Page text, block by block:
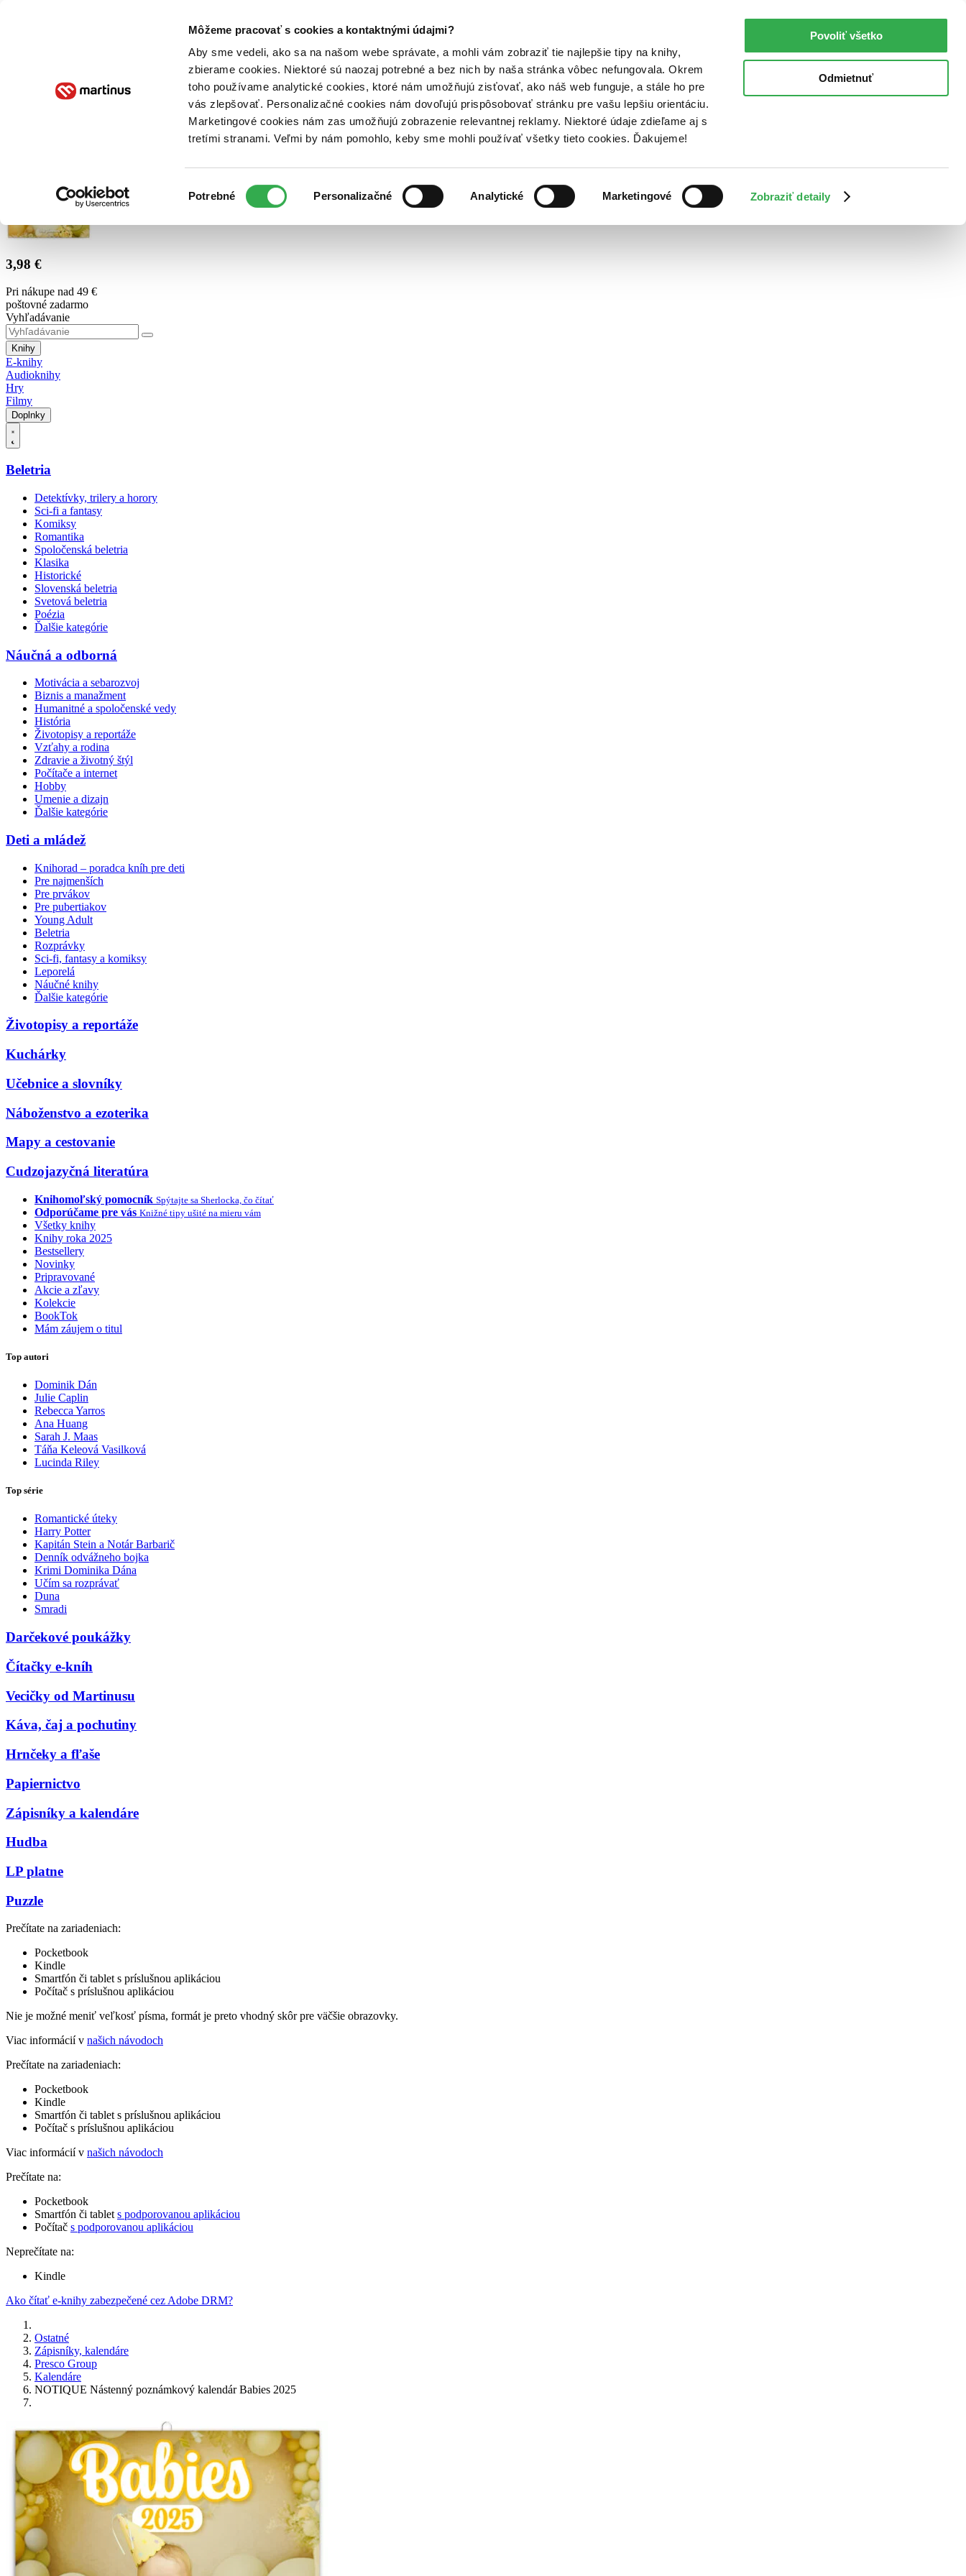
Môžeme pracovať s cookies a kontaktnými údajmi?
Aby sme vedeli, ako sa na našom webe správate, a mohli vám zobraziť tie najlepšie tipy na knihy,
zbierame cookies. Niektoré sú naozaj potrebné a bez nich by naša stránka vôbec nefungovala. Okrem
toho používame analytické cookies, ktoré nám umožňujú zisťovať, ako náš web funguje, a stále ho pre
vás zlepšovať. Personalizačné cookies nám dovoľujú prispôsobovať stránku pre vašu lepšiu orientáciu.
Marketingové cookies nám zas umožňujú zobrazenie relevantnej reklamy. Niektoré údaje zdieľame aj s
tretími stranami. Veľmi by nám pomohlo, keby sme mohli používať všetky tieto cookies. Ďakujeme!
súhlasu
Potrebné Personalizačné Analytické Marketingové Zobraziť detaily
Povoliť všetko
Odmietnuť
Poukážky Kontakt
3,98 €
Pri nákupe nad 49 €
poštovné zadarmo
Vyhľadávanie
Knihy
E-knihy
Audioknihy
Hry
Filmy
Doplnky
Beletria
Detektívky, trilery a horory
Sci-fi a fantasy
Komiksy
Romantika
Spoločenská beletria
Klasika
Historické
Slovenská beletria
Svetová beletria
Poézia
Ďalšie kategórie
Náučná a odborná
Motivácia a sebarozvoj
Biznis a manažment
Humanitné a spoločenské vedy
História
Životopisy a reportáže
Vzťahy a rodina
Zdravie a životný štýl
Počítače a internet
Hobby
Umenie a dizajn
Ďalšie kategórie
Deti a mládež
Knihorad – poradca kníh pre deti
Pre najmenších
Pre prvákov
Pre pubertiakov
Young Adult
Beletria
Rozprávky
Sci-fi, fantasy a komiksy
Leporelá
Náučné knihy
Ďalšie kategórie
Životopisy a reportáže
Kuchárky
Učebnice a slovníky
Náboženstvo a ezoterika
Mapy a cestovanie
Cudzojazyčná literatúra
Knihomoľský pomocník Spýtajte sa Sherlocka, čo čítať
Odporúčame pre vás Knižné tipy ušité na mieru vám
Všetky knihy
Knihy roka 2025
Bestsellery
Novinky
Pripravované
Akcie a zľavy
Kolekcie
BookTok
Mám záujem o titul
Top autori
Dominik Dán
Julie Caplin
Rebecca Yarros
Ana Huang
Sarah J. Maas
Táňa Keleová Vasilková
Lucinda Riley
Top série
Romantické úteky
Harry Potter
Kapitán Stein a Notár Barbarič
Denník odvážneho bojka
Krimi Dominika Dána
Učím sa rozprávať
Duna
Smradi
Darčekové poukážky
Čítačky e-kníh
Vecičky od Martinusu
Káva, čaj a pochutiny
Hrnčeky a fľaše
Papiernictvo
Zápisníky a kalendáre
Hudba
LP platne
Puzzle
Prečítate na zariadeniach:
Pocketbook
Kindle
Smartfón či tablet s príslušnou aplikáciou
Počítač s príslušnou aplikáciou
Nie je možné meniť veľkosť písma, formát je preto vhodný skôr pre väčšie obrazovky.
Viac informácií v našich návodoch
Prečítate na zariadeniach:
Pocketbook
Kindle
Smartfón či tablet s príslušnou aplikáciou
Počítač s príslušnou aplikáciou
Viac informácií v našich návodoch
Prečítate na:
Pocketbook
Smartfón či tablet s podporovanou aplikáciou
Počítač s podporovanou aplikáciou
Neprečítate na:
Kindle
Ako čítať e-knihy zabezpečené cez Adobe DRM?
Ostatné
Zápisníky, kalendáre
Presco Group
Kalendáre
NOTIQUE Nástenný poznámkový kalendár Babies 2025